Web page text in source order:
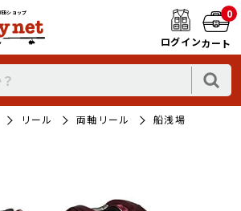
ショップ
ログイン
0
カート
リール 両軸リール 船浅場